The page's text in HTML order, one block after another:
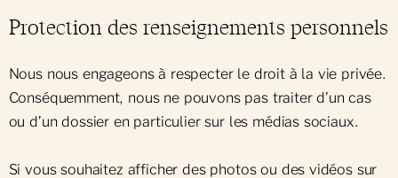
Protection des renseignements personnels
Nous nous engageons à respecter le droit à la vie privée.
Conséquemment, nous ne pouvons pas traiter d’un cas
ou d’un dossier en particulier sur les médias sociaux.
Si vous souhaitez afficher des photos ou des vidéos sur